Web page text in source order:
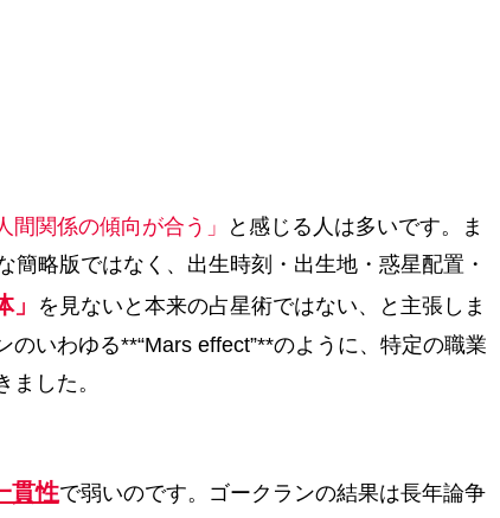
間関係の傾向が合う」
と感じる人は多いです。ま
略版ではなく、出生時刻・出生地・惑星配置・
を見ないと本来の占星術ではない、と主張しま
いわゆる**“Mars effect”**のように、特定の職業
した。
貫性で弱いのです。ゴークランの結果は長年論争